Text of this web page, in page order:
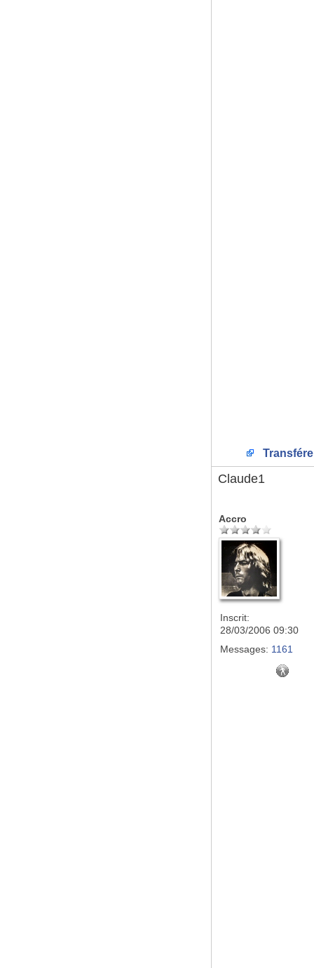
Claude1
Accro
Inscrit:
28/03/2006 09:30
Messages: 1161